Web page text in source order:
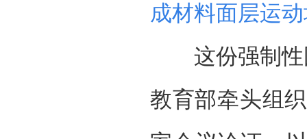
成材料面层运
这份强制性
教育部牵头组